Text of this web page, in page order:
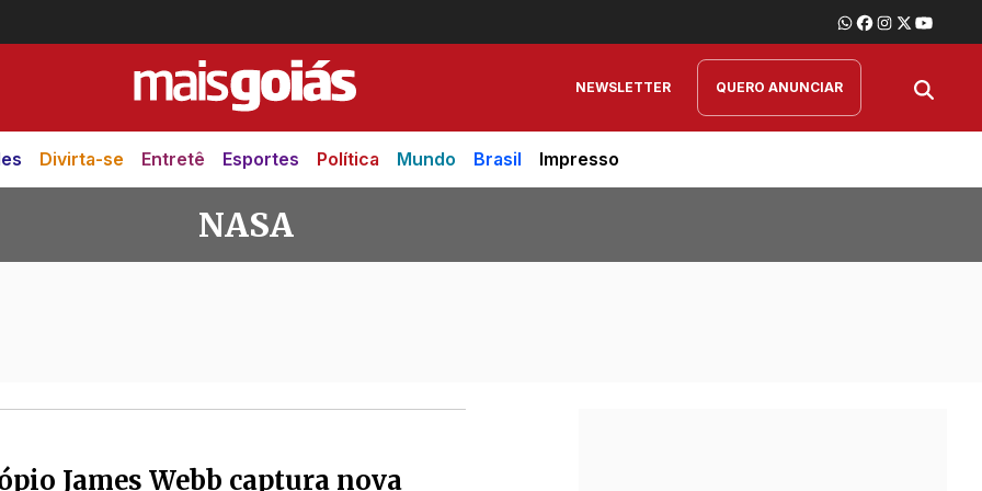
NEWSLETTER QUERO ANUNCIAR
Divirta-se Entretê Esportes Política Mundo Brasil Impresso
NASA
James Webb captura nova